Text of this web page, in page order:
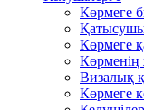
Көрмеге
Көрмеге
Визалық
Көрмеге